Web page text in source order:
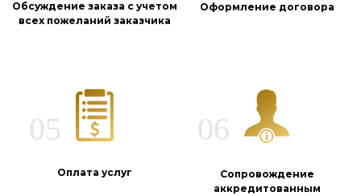
Обсуждение заказа с учетом
всех пожеланий заказчика
Оформление договора
Оплата услуг
Сопровождение
аккредитованным